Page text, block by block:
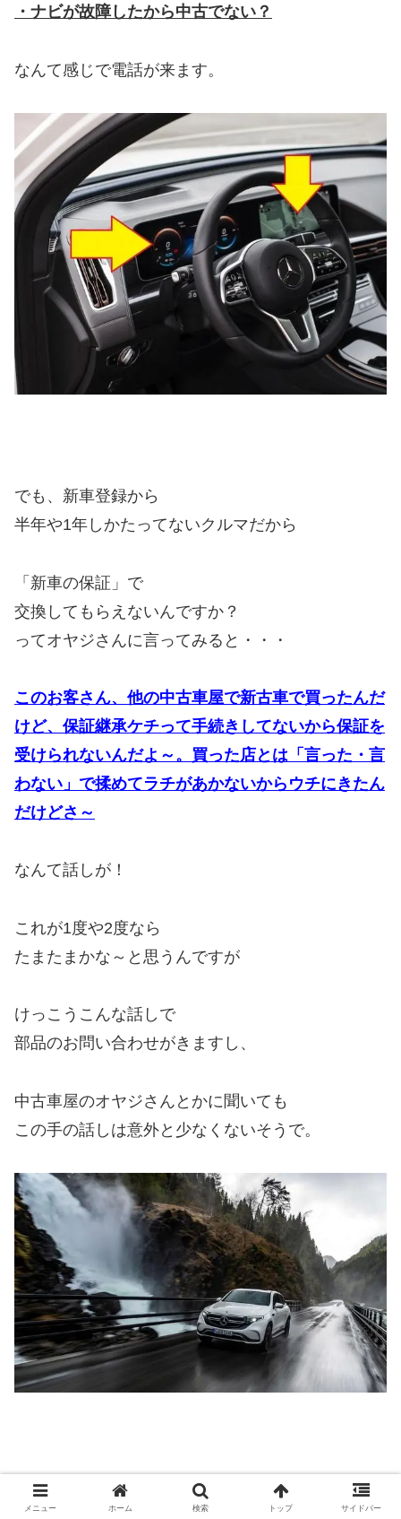
・ナビが故障したから中古でない？
なんて感じで電話が来ます。
でも、新車登録から
半年や1年しかたってないクルマだから
「新車の保証」で
交換してもらえないんですか？
ってオヤジさんに言ってみると・・・
このお客さん、他の中古車屋で新古車で買ったんだ
けど、保証継承ケチって手続きしてないから保証を
受けられないんだよ～。買った店とは「言った・言
わない」で揉めてラチがあかないからウチにきたん
だけどさ～
なんて話しが！
これが1度や2度なら
たまたまかな～と思うんですが
けっこうこんな話しで
部品のお問い合わせがきますし、
中古車屋のオヤジさんとかに聞いても
この手の話しは意外と少なくないそうで。
ほぼ新車と言っていいような
メニュー ホーム 検索 トップ サイドバー